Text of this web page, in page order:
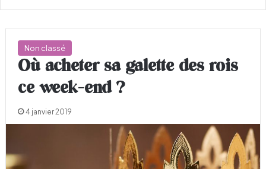
Non classé
Où acheter sa galette des rois
ce week-end ?
4 janvier 2019